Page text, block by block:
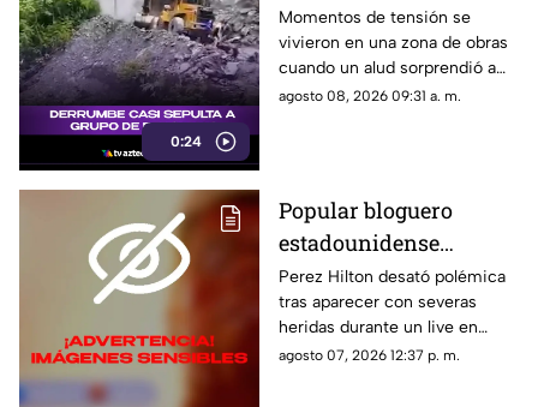
0:24
de milagro tras
aparatoso derrumbe de
tierra
Momentos de tensión se
vivieron en una zona de obras
cuando un alud sorprendió a
los presentes, quienes
agosto 08, 2026 09:31 a. m.
Popular bloguero
estadounidense
aparece con severas
heridas en un LIVE;
¿buscaba interacción?
Perez Hilton desató polémica
tras aparecer con severas
heridas durante un live en
TikTok. El video abrió un
agosto 07, 2026 12:37 p. m.